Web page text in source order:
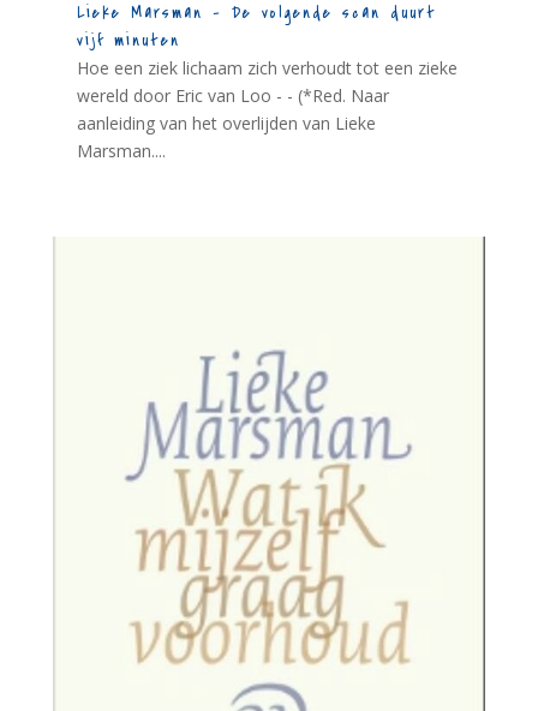
Lieke Marsman – De volgende scan duurt
vijf minuten
Hoe een ziek lichaam zich verhoudt tot een zieke
wereld door Eric van Loo - - (*Red. Naar
aanleiding van het overlijden van Lieke
Marsman....